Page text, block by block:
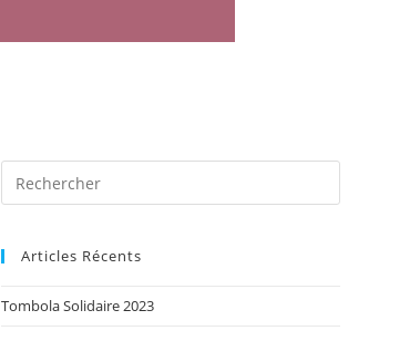
Articles Récents
Tombola Solidaire 2023